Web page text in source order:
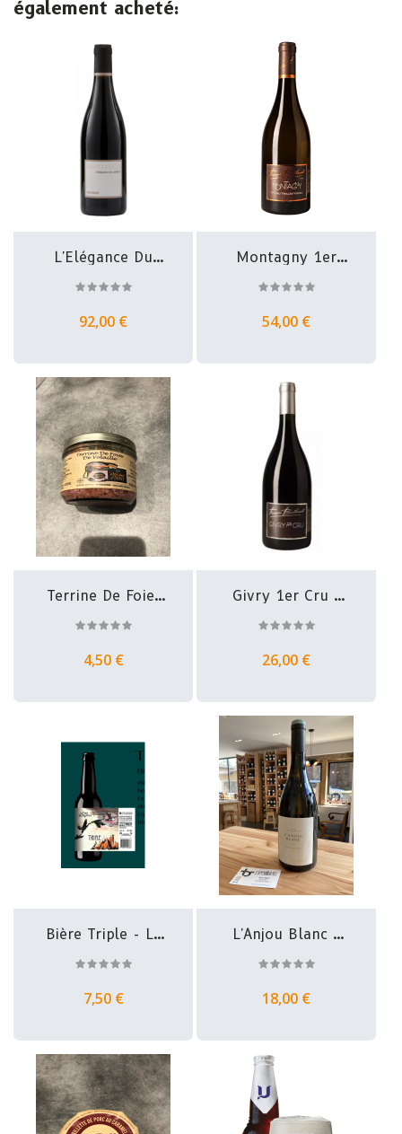
également acheté:
L'Elégance Du
92,00 €
Montagny 1er
54,00 €
Terrine De Foies
4,50 €
Givry 1er Cru -
26,00 €
Bière Triple - La
7,50 €
L'Anjou Blanc -
18,00 €